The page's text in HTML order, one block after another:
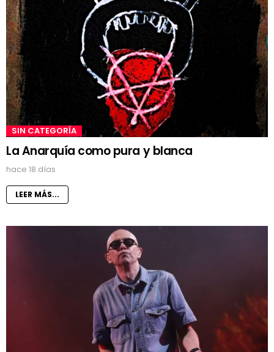
SIN CATEGORÍA
La Anarquía como pura y blanca
hace 18 días
LEER MÁS...